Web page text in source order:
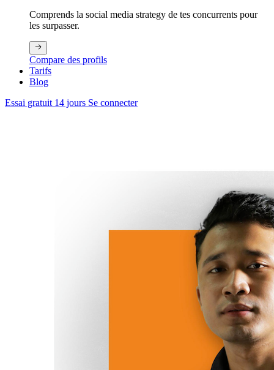
Comprends la social media strategy de tes concurrents pour
les surpasser.
Compare des profils
Tarifs
Blog
Essai gratuit 14 jours Se connecter